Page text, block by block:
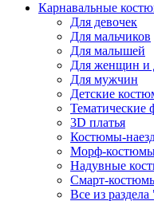
Карнавальные
Для девочек
Для мальчиков
Для малышей
Для женщин и
Для мужчин
Детские
Тематические
3D платья
Костюмы-
Морф-
Надувные
Смарт-
Все из